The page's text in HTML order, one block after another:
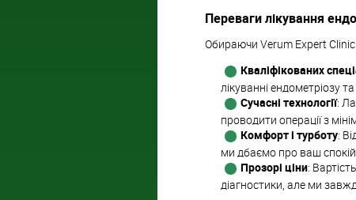
Переваги лікування
Обираючи Verum Expert Clinic
Кваліфікованих
лікуванні ендометріозу
Сучасні технології:
проводити операції з
Комфорт і турботу:
ми дбаємо про ваш
Прозорі ціни:
діагностики, але ми